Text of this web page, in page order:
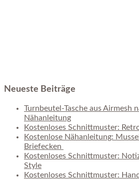
Neueste Beiträge
Turnbeutel-Tasche aus Airmesh
Nähanleitung
Kostenloses Schnittmuster:
Kostenlose Nähanleitung:
Briefecken
Kostenloses Schnittmuster:
Style
Kostenloses Schnittmuster: